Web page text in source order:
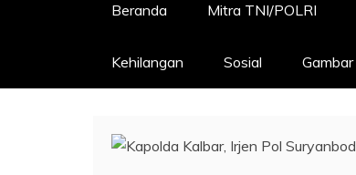
Beranda Mitra TNI/POLRI
Kehilangan Sosial Gambar